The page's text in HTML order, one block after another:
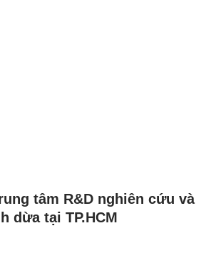
tâm R&D nghiên cứu và
dừa tại TP.HCM